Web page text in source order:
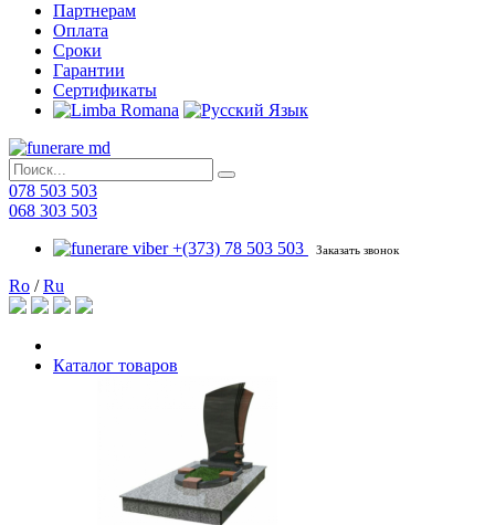
Партнерам
Оплата
Сроки
Гарантии
Сертификаты
078 503 503
068 303 503
+(373) 78 503 503
Заказать звонок
Ro /Ru
Каталог товаров